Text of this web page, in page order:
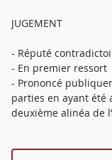
JUGEMENT
- Réputé
- En premier ressort
- Prononcé
parties en ayant été
deuxième alinéa de